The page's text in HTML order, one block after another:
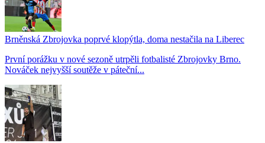
Brněnská Zbrojovka poprvé klopýtla, doma nestačila na Liberec
První porážku v nové sezoně utrpěli fotbalisté Zbrojovky Brno.
Nováček nejvyšší soutěže v páteční...